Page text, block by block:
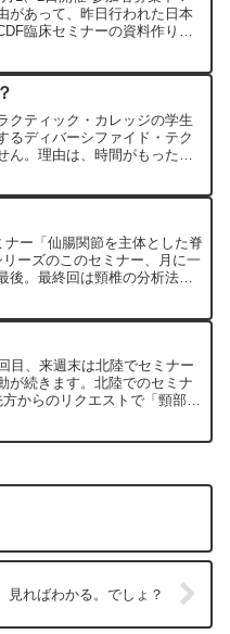
があって、昨日行われた日本
臨床セミナーの資料作りに
クティック・カレッジの学生
るディバーシファイド・テク
。理由は、時間がもったい
ー「仙腸関節を主体とした脊
ーズのこのセミナー、月に一
後。最終回は頸椎の分析法
目、来週末は北陸でセミナー
が続きます。北陸でのセミナ
からのリクエストで「頸部上
見ればわかる。でしょ？